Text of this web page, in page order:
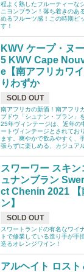
程よく熟したフルーティーな
ニヨンブラン！落ち着きのあ
めるフルーツ感！この時期ピ
す！
KWV ケープ・ヌ
5 KWV Cape
e【南アフリカワ
りわずか
SOLD OUT
南アフリカの新酒！南アフリ
ブドウ「シュナン・ブラン」
25年ヴィンテージは、近年の
ートヴィンテージとされてお
ます。爽やかで飲みやすく、
張らずに楽しめる、カジュア
スワーワー スキ
ュナンブラン
ct Chenin 2021 【
ン】
SOLD OUT
スワートランドの有名なワイ
トで修業している造り手が手
造るオレンジワイン！
アルヘイト ロス